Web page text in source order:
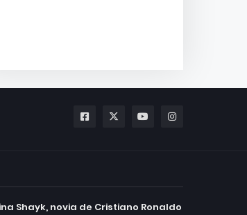
Shayk, novia de Cristiano Ronaldo